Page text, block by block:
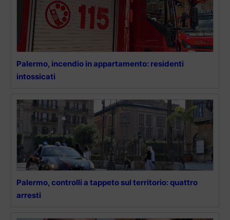
Palermo, incendio in appartamento: residenti
intossicati
Palermo, controlli a tappeto sul territorio: quattro
arresti